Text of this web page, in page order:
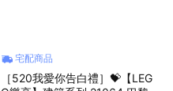
宅配商品
［520我愛你告白禮］💝【LEG